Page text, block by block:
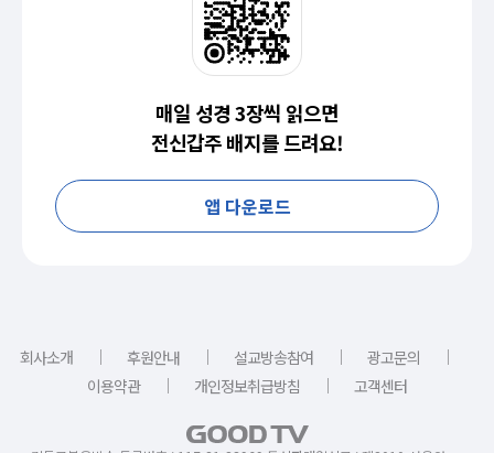
매일 성경 3장씩 읽으면
전신갑주 배지를 드려요!
앱 다운로드
회사소개 ｜ 후원안내 ｜ 설교방송참여 ｜ 광고문의
｜
이용약관
｜ 개인정보취급방침 ｜ 고객센터